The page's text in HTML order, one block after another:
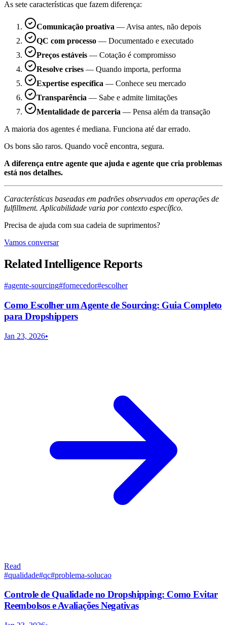
As sete características que fazem diferença:
Comunicação proativa — Avisa antes, não depois
QC com processo — Documentado e executado
Preços estáveis — Cotação é compromisso
Resolve crises — Quando importa, performa
Expertise específica — Conhece seu mercado
Transparência — Sabe e admite limitações
Mentalidade de parceria — Pensa além da transação
A maioria dos agentes é mediana. Funciona até dar errado.
Os bons são raros. Quando você encontra, segura.
A diferença entre agente que ajuda e agente que cria problemas
está nos detalhes.
Características baseadas em padrões observados em operações de
fulfillment. Aplicabilidade varia por contexto específico.
Precisa de ajuda com sua cadeia de suprimentos?
Vamos conversar
Related Intelligence Reports
#agente-sourcing#fornecedor#escolher
Como Escolher um Agente de Sourcing: Guia Completo
para Dropshippers
Jan 23, 2026•
Read
#qualidade#qc#problema-solucao
Controle de Qualidade no Dropshipping: Como Evitar
Reembolsos e Avaliações Negativas